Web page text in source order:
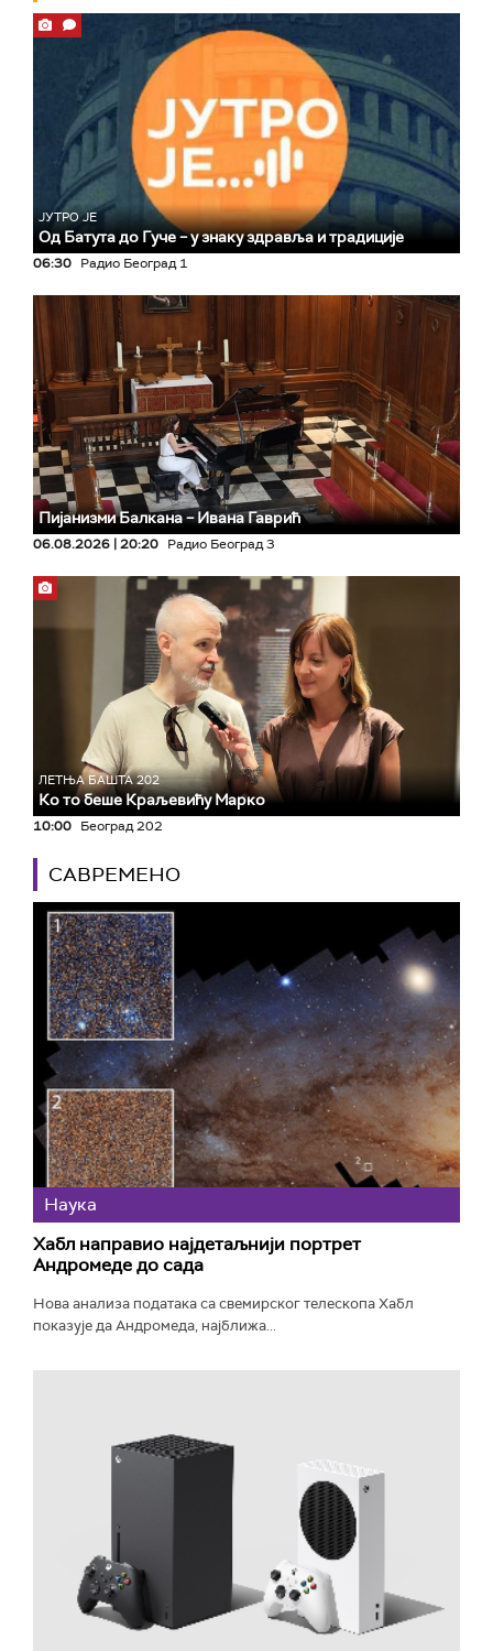
ЈУТРО ЈЕ
Од Батута до Гуче – у знаку здравља и традиције
06:30 Радио Београд 1
Пијанизми Балкана – Ивана Гаврић
06.08.2026 | 20:20 Радио Београд 3
ЛЕТЊА БАШТА 202
Ко то беше Краљевићу Марко
10:00 Београд 202
САВРЕМЕНО
Наука
Хабл направио најдетаљнији портрет
Андромеде до сада
Нова анализа података са свемирског телескопа Хабл
показује да Андромеда, најближа...